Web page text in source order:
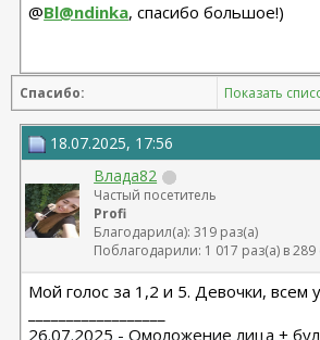
@Bl@ndinka, спасибо большое!)
Спасибо: Показать
18.07.2025, 17:56
Влада82
Частый посетитель
Profi
Благодарил(а): 319 раз(а)
Поблагодарили: 1 017 раз(а) в
Мой голос за 1,2 и 5. Девочки, всем
26.07.2025 - Омоложение лица +